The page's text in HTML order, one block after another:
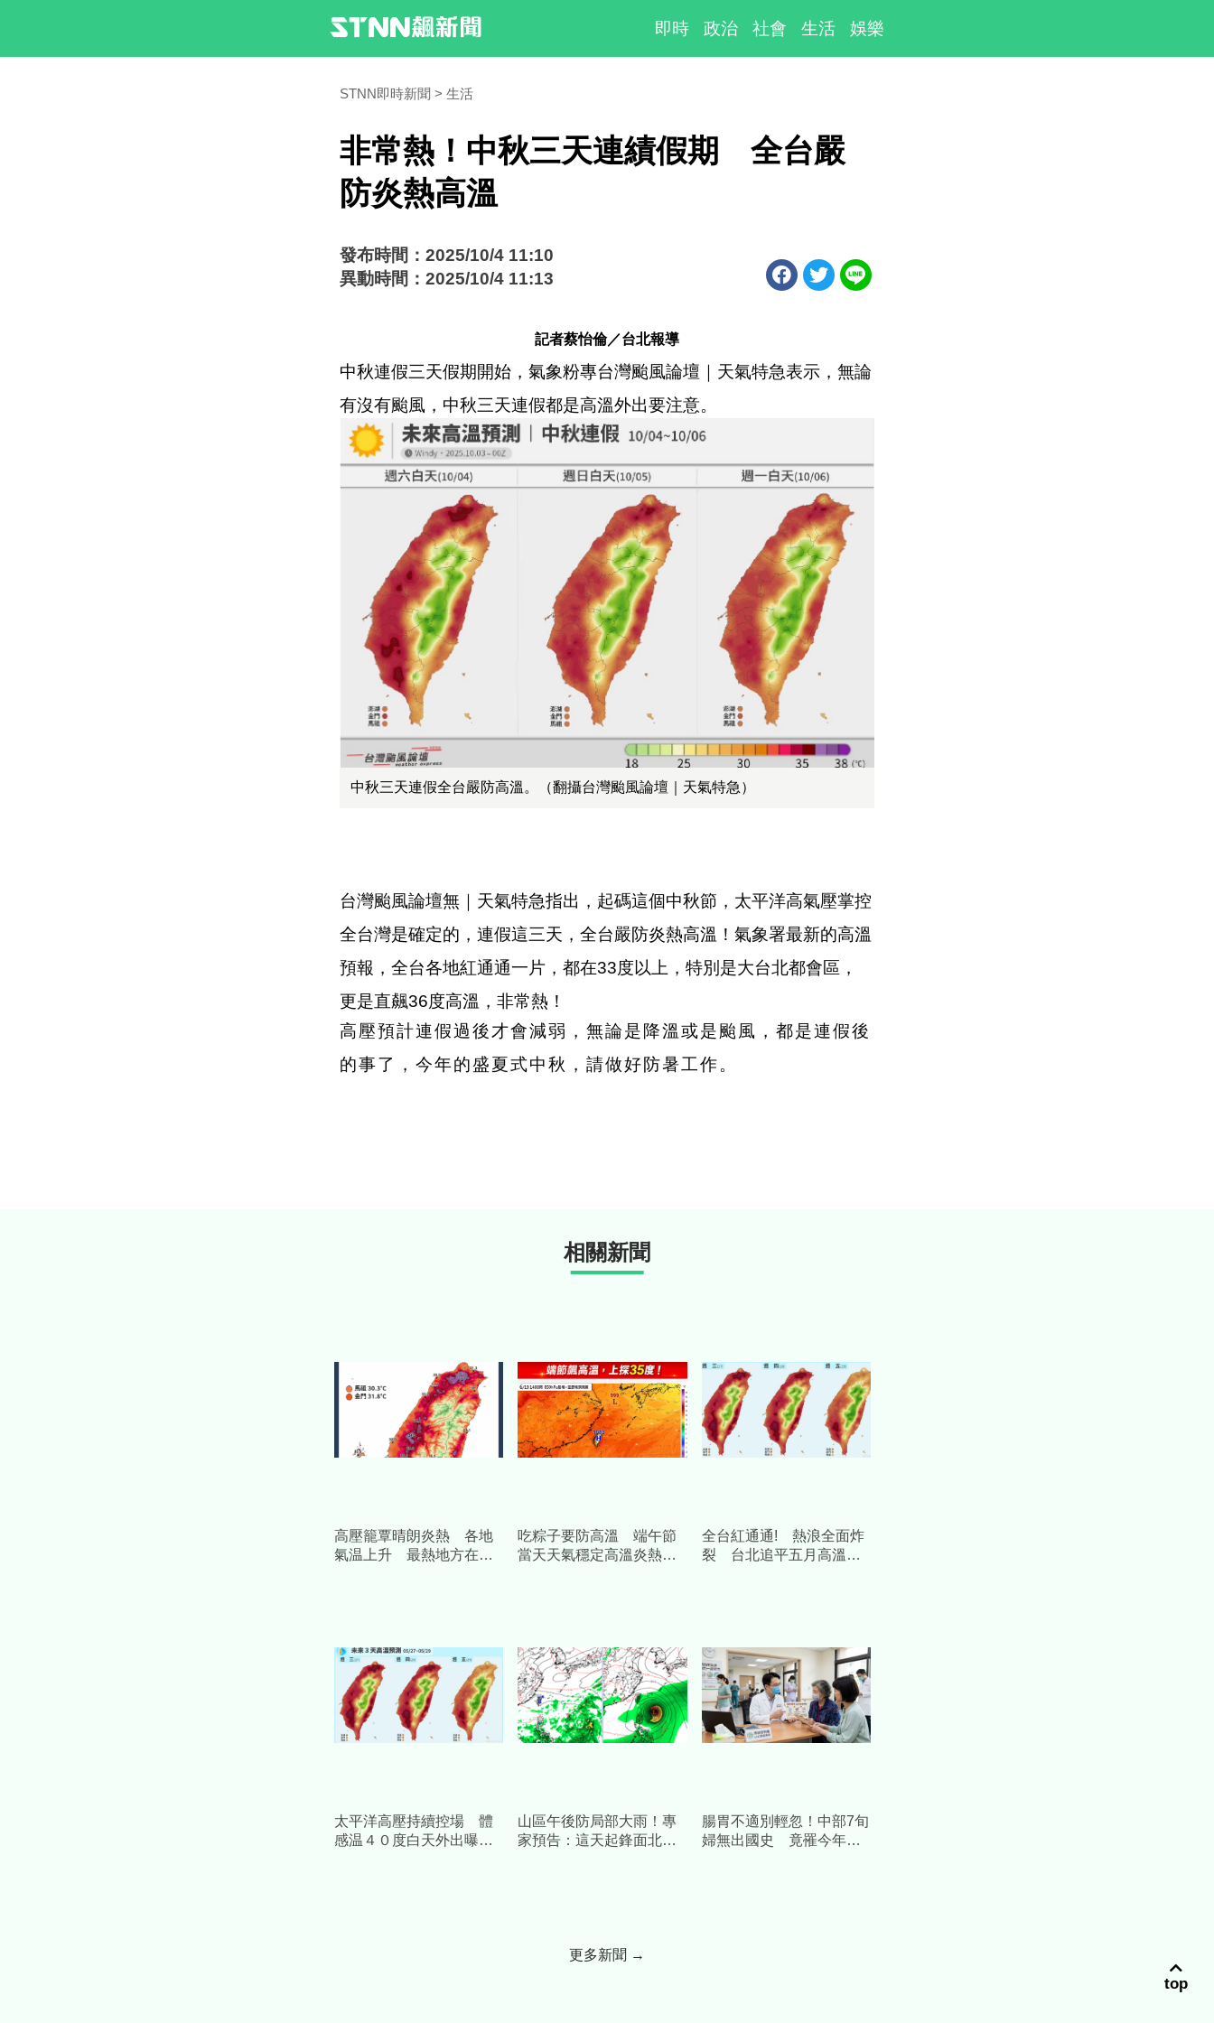
即時 政治 社會 生活 娛樂
STNN即時新聞 生活
非常熱！中秋三天連績假期 全台嚴
防炎熱高溫
發布時間：2025/10/4 11:10
異動時間：2025/10/4 11:13
記者蔡怡倫／台北報導
中秋連假三天假期開始，氣象粉專台灣颱風論壇 ｜天氣特急表示，無論
有沒有颱風，中秋三天連假都是高溫外出要注意。
中秋三天連假全台嚴防高溫。（翻攝台灣颱風論壇｜天氣特急）
台灣颱風論壇無 ｜天氣特急指出， 起碼這個中秋節，太平洋高氣壓掌控
全台灣是確定的，連假這三天，全台嚴防炎熱高溫！氣象署最新的高溫
預報，全台各地紅通通一片，都在33度以上，特別是大台北都會區，
更是直飆36度高溫，非常熱！
高壓預計連假過後才會減弱，無論是降溫或是颱風，都是連假後
的事了，今年的盛夏式中秋，請做好防暑工作。
相關新聞
高壓籠覃晴朗炎熱 各地
氣温上升 最熱地方在這
吃粽子要防高溫 端午節
當天天氣穩定高溫炎熱
全台紅通通! 熱浪全面炸
裂 台北追平五月高溫紀
太平洋高壓持續控場 體
感温４０度白天外出曝曬
山區午後防局部大雨！專
家預告：這天起鋒面北
腸胃不適別輕忽！中部7旬
婦無出國史 竟罹今年
更多新聞 →
top